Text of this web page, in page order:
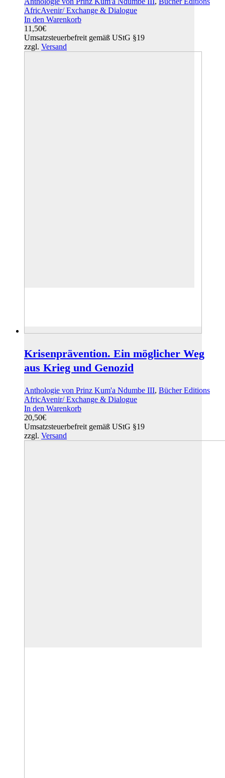
AfricAvenir/ Exchange & Dialogue
In den Warenkorb
11,50€
Umsatzsteuerbefreit gemäß UStG §19
zzgl. Versand
Krisenprävention. Ein möglicher Weg
aus Krieg und Genozid
Anthologie von Prinz Kum'a Ndumbe III, Bücher Editions
AfricAvenir/ Exchange & Dialogue
In den Warenkorb
20,50€
Umsatzsteuerbefreit gemäß UStG §19
zzgl. Versand